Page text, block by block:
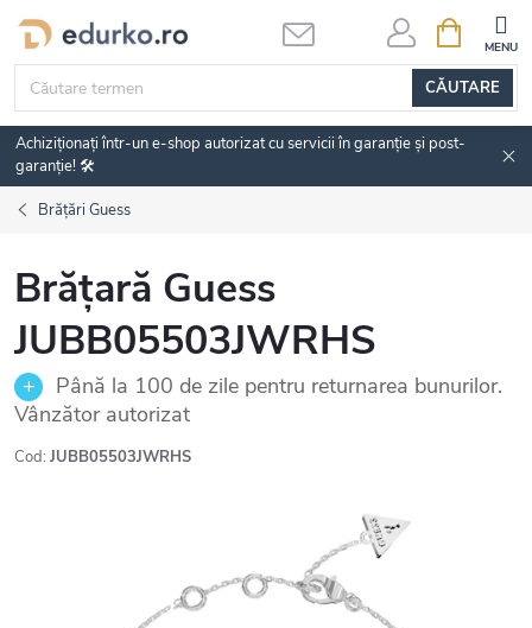
Treci
conținut
CĂUTARE
DE
Achiziționați într-un e-shop autorizat cu servicii în garanție și post-
garanție! 🛠️
Brățări Guess
Brățară Guess
JUBB05503JWRHS
Până la 100 de zile pentru returnarea bunurilor.
Vânzător autorizat
Cod: JUBB05503JWRHS